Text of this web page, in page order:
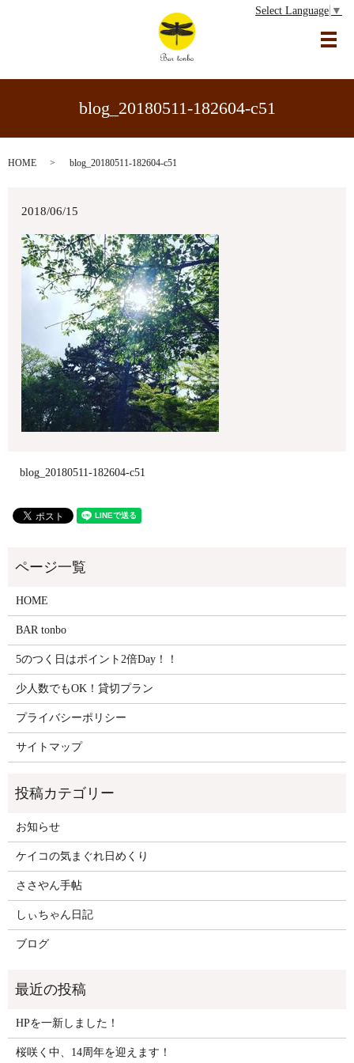
Select Language ▼
メ
blog_20180511-182604-c51
HOME blog_20180511-182604-c51
2018/06/15
blog_20180511-182604-c51
HOME
BAR tonbo
5のつく日はポイント2倍Day！！
少人数でもOK！貸切プラン
プライバシーポリシー
サイトマップ
お知らせ
ケイコの気まぐれ日めくり
ささやん手帖
しぃちゃん日記
ブログ
HPを一新しました！
桜咲く中、14周年を迎えます！